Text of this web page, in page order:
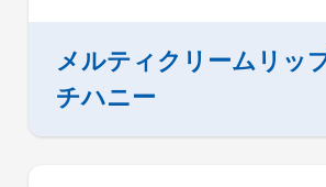
メルティクリームリッ
チハニー